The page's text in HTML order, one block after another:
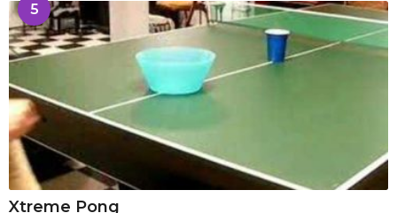
5
Xtreme Pong